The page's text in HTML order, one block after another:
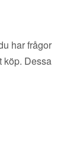
har frågor
köp. Dessa